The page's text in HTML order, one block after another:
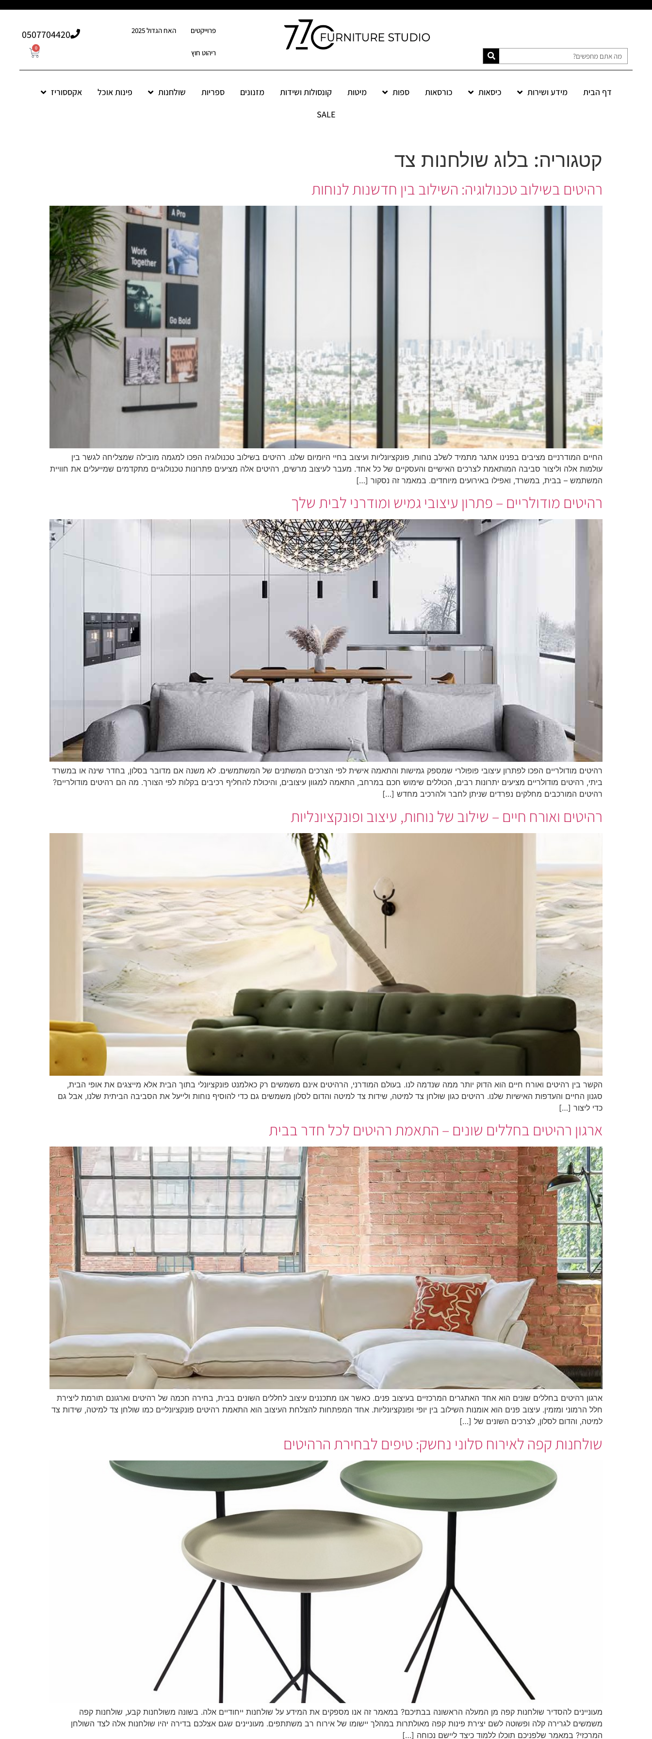
פרוייקטים האח הגדול 2025
ריהוט חוץ
507704420⁩0
0
דף הבית מידע ושירות כיסאות כורסאות ספות מיטות קונסולות ושידות מזנונים ספריות שולחנות פינות אוכל
אקססוריז
SALE
0
קטגוריה: בלוג שולחנות צד
רהיטים בשילוב טכנולוגיה: השילוב בין חדשנות לנוחות
החיים המודרניים מציבים בפנינו אתגר מתמיד לשלב נוחות, פונקציונליות ועיצוב בחיי היומיום שלנו. רהיטים בשילוב טכנולוגיה הפכו למגמה מובילה שמצליחה לגשר בין
עולמות אלה וליצור סביבה המותאמת לצרכים האישיים והעסקיים של כל אחד. מעבר לעיצוב מרשים, רהיטים אלה מציעים פתרונות טכנולוגיים מתקדמים שמייעלים את חוויית
המשתמש – בבית, במשרד, ואפילו באירועים מיוחדים. במאמר זה נסקור […]
רהיטים מודולריים – פתרון עיצובי גמיש ומודרני לבית שלך
רהיטים מודולריים הפכו לפתרון עיצובי פופולרי שמספק גמישות והתאמה אישית לפי הצרכים המשתנים של המשתמשים. לא משנה אם מדובר בסלון, בחדר שינה או במשרד
ביתי, רהיטים מודולריים מציעים יתרונות רבים, הכוללים שימוש חכם במרחב, התאמה למגוון עיצובים, והיכולת להחליף רכיבים בקלות לפי הצורך. מה הם רהיטים מודולריים?
רהיטים המורכבים מחלקים נפרדים שניתן לחבר ולהרכיב מחדש […]
רהיטים ואורח חיים – שילוב של נוחות, עיצוב ופונקציונליות
הקשר בין רהיטים ואורח חיים הוא הדוק יותר ממה שנדמה לנו. בעולם המודרני, הרהיטים אינם משמשים רק כאלמנט פונקציונלי בתוך הבית אלא מייצגים את אופי הבית,
סגנון החיים והעדפות האישיות שלנו. רהיטים כגון שולחן צד למיטה, שידות צד למיטה והדום לסלון משמשים גם כדי להוסיף נוחות ולייעל את הסביבה הביתית שלנו, אבל גם
כדי ליצור […]
ארגון רהיטים בחללים שונים – התאמת רהיטים לכל חדר בבית
ארגון רהיטים בחללים שונים הוא אחד האתגרים המרכזיים בעיצוב פנים. כאשר אנו מתכננים עיצוב לחללים השונים בבית, בחירה חכמה של רהיטים וארגונם תורמת ליצירת
חלל הרמוני ומזמין. עיצוב פנים הוא אומנות השילוב בין יופי ופונקציונליות. אחד המפתחות להצלחת העיצוב הוא התאמת רהיטים פונקציונליים כמו שולחן צד למיטה, שידות צד
למיטה, והדום לסלון, לצרכים השונים של […]
שולחנות קפה לאירוח סלוני נחשק: טיפים לבחירת הרהיטים
מעוניינים להסדיר שולחנות קפה מן המעלה הראשונה בבתיכם? במאמר זה אנו מספקים את המידע על שולחנות ייחודיים אלה. בשונה משולחנות קבע, שולחנות קפה
משמשים לגרירה קלה ופשוטה לשם יצירת פינות קפה מאולתרות במהלך יישומו של אירוח רב משתתפים. מעוניינים שגם אצלכם בדירה יהיו שולחנות אלה לצד השולחן
המרכזי? במאמר שלפניכם תוכלו ללמוד כיצד ליישם נכוחה […]